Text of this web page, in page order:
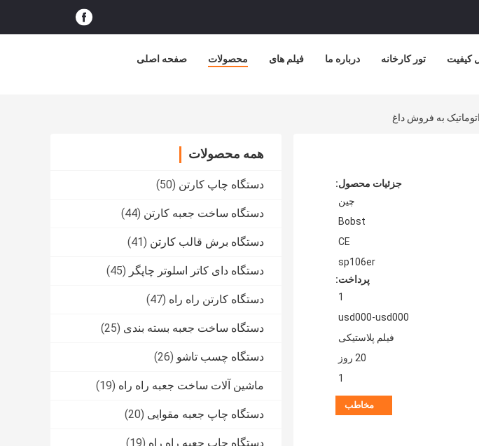
صفحه اصلی محصولات فیلم های درباره ما تور کارخانه کیفیت
به فروش داغ
همه محصولات
دستگاه چاپ کارتن (50)
دستگاه ساخت جعبه کارتن (44)
دستگاه برش قالب کارتن (41)
دستگاه دای کاتر اسلوتر چاپگر (45)
دستگاه کارتن راه راه (47)
دستگاه ساخت جعبه بسته بندی (25)
دستگاه چسب تاشو (26)
ماشین آلات ساخت جعبه راه راه (19)
دستگاه چاپ جعبه مقوایی (20)
دستگاه چاپ جعبه راه راه (19)
جزئیات محصول:
چین
Bobst
CE
sp106er
پرداخت:
1
usd000-usd000
فیلم پلاستیکی
20 روز
1
مخاطب